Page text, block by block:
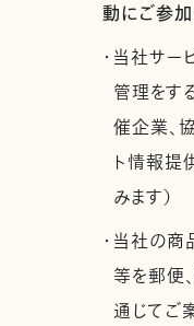
動にご参
・当社サー
管理をす
催企業、
ト情報提
みます）
・当社の商
等を郵便
通じてご